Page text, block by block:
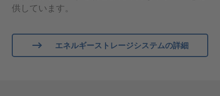
供しています。
エネルギーストレージシステムの詳細